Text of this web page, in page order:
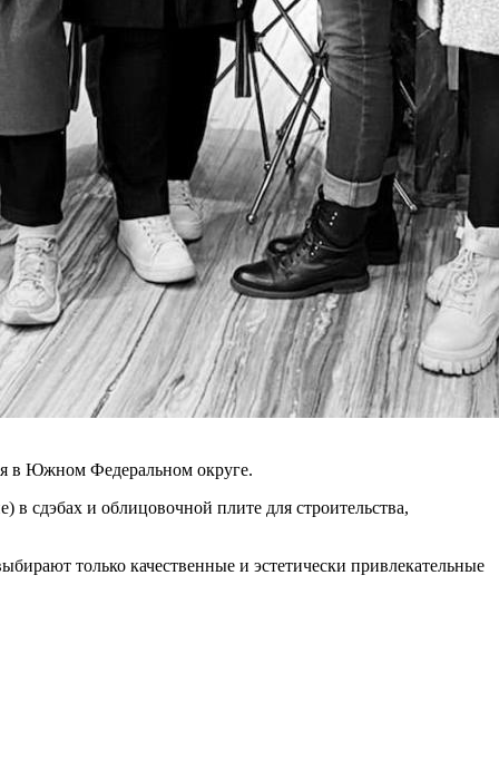
в Южном Федеральном округе.
в сдэбах и облицовочной плите для строительства,
только качественные и эстетически привлекательные